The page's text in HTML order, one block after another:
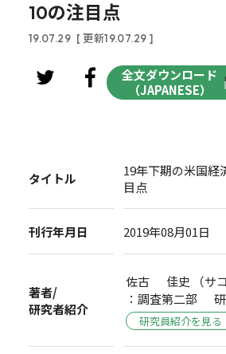
10の注目点
19.07.29 [ 更新19.07.29 ]
全文ダウンロード
（JAPANESE）
タイトル
19年下期の米国経
目点
刊行年月日 2019年08月01日
著者/
研究者紹介
佐古 佳史 （サ
：調査第二部
研究員紹介を見る